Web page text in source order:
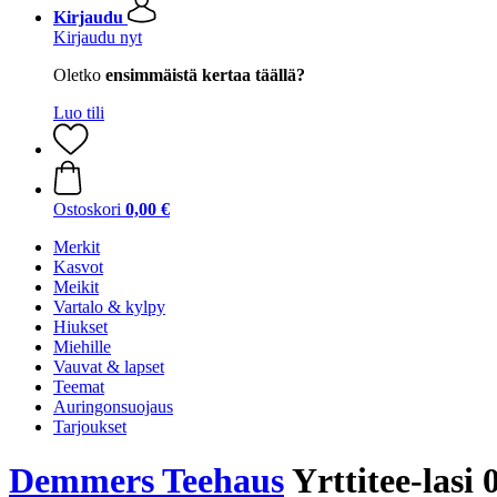
Kirjaudu
Kirjaudu nyt
Oletko ensimmäistä kertaa täällä?
Luo tili
Ostoskori 0,00 €
Merkit
Kasvot
Meikit
Vartalo & kylpy
Hiukset
Miehille
Vauvat & lapset
Teemat
Auringonsuojaus
Tarjoukset
Demmers TeehausYrttitee-lasi